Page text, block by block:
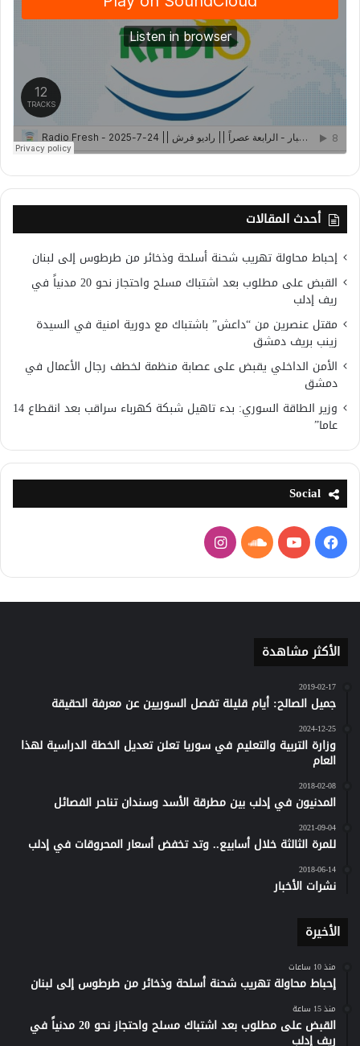
أحدث المقالات
إحباط محاولة تهريب شحنة أسلحة وذخائر من طرطوس إلى لبنان
القبض على مطلوب بعد اشتباك مسلح واحتجاز نحو 20 مدنياً في
ريف إدلب
مقتل عنصرين من “داعش” باشتباك مع دورية امنية في السيدة
زينب بريف دمشق
الأمن الداخلي يقبض على عصابة منظمة لخطف رجال الأعمال في
دمشق
وزير الطاقة السوري: بدء تاهيل شبكة كهرباء سراقب بعد انقطاع 14
عاما”
Social
فيسبوكيوتيوبساوند
كلاود
انستقرام
الأكثر مشاهدة
2019-02-17
جميل الصالح: أيام قليلة تفصل السوريين عن معرفة الحقيقة
2024-12-25
وزارة التربية والتعليم في سوريا تعلن تعديل الخطة الدراسية لهذا
العام
2018-02-08
المدنيون في إدلب بين مطرقة الأسد وسندان تناحر الفصائل
2021-09-04
للمرة الثالثة خلال أسابيع.. وتد تخفض أسعار المحروقات في إدلب
2018-06-14
نشرات الأخبار
الأخيرة
منذ 10 ساعات
إحباط محاولة تهريب شحنة أسلحة وذخائر من طرطوس إلى لبنان
منذ 15 ساعة
القبض على مطلوب بعد اشتباك مسلح واحتجاز نحو 20 مدنياً في
ريف إدلب